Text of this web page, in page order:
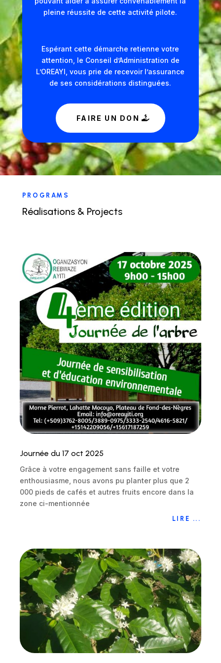
pleine réussite de cette activité pilote.
Espérant cette démarche retienne votre
attention, le Conseil d’Administration de
L’OREAYI, vous prie de recevoir l’assurance
de ses considérations distinguées.
FAIRE UN DON
PROGRAMS
Réalisations & Projects
Journée du 17 oct 2025
Grâce à votre engagement sans faille et votre
enthousiasme, nous avons pu planter plus que 2
000 pieds de cafés et autres fruits encore dans la
zone ci-mentionnée
LIRE ...